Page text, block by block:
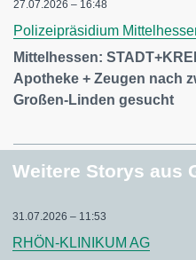
27.07.2026 – 16:48
Polizeipräsidium
Mittelhessen:
Apotheke + Zeugen nach
Großen-Linden gesucht
Weitere Storys aus
31.07.2026 – 11:53
RHÖN-KLINIKUM AG